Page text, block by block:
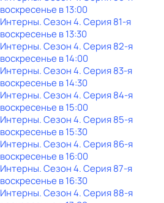
воскресенье в13:00
Интерны. Сезон 4. Серия 81-я
воскресенье в13:30
Интерны. Сезон 4. Серия 82-я
воскресенье в14:00
Интерны. Сезон 4. Серия 83-я
воскресенье в14:30
Интерны. Сезон 4. Серия 84-я
воскресенье в15:00
Интерны. Сезон 4. Серия 85-я
воскресенье в15:30
Интерны. Сезон 4. Серия 86-я
воскресенье в16:00
Интерны. Сезон 4. Серия 87-я
воскресенье в16:30
Интерны. Сезон 4. Серия 88-я